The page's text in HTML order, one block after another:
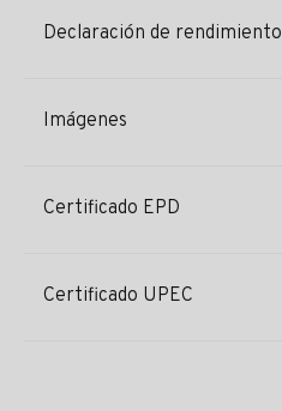
Declaración de rendimiento
Imágenes
Certificado EPD
Certificado UPEC